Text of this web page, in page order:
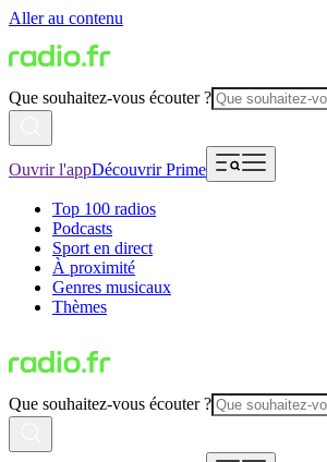
Aller au contenu
Que souhaitez-vous écouter ?
Ouvrir l'appDécouvrir Prime
Top 100 radios
Podcasts
Sport en direct
À proximité
Genres musicaux
Thèmes
Que souhaitez-vous écouter ?